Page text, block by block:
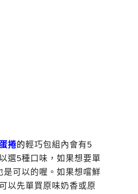
捲的輕巧包組內會有5
選5種口味，如果想要單
是可以的喔。如果想嚐鮮
以先單買原味奶香或原